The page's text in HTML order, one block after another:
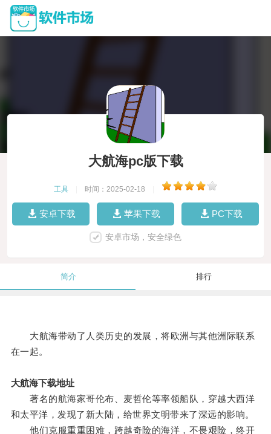
大航海pc版下载
工具 时间：2025-02-18
安卓下载 苹果下载 PC下载
安卓市场，安全绿色
简介 排行
大航海带动了人类历史的发展，将欧洲与其他洲际联系
在一起。
大航海下载地址
著名的航海家哥伦布、麦哲伦等率领船队，穿越大西洋
和太平洋，发现了新大陆，给世界文明带来了深远的影响。
他们克服重重困难，跨越奇险的海洋，不畏艰险，终开